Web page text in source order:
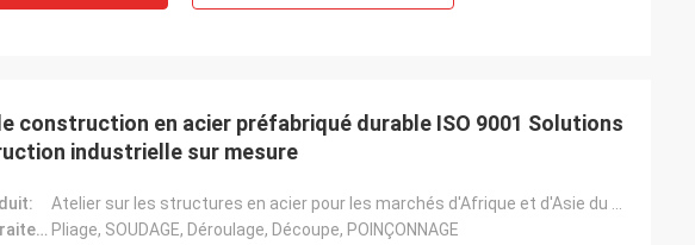
construction en acier préfabriqué durable ISO 9001 Solutions
industrielle sur mesure
Service de traitement: Pliage, SOUDAGE, Déroulage, Découpe, POINÇONNAGE